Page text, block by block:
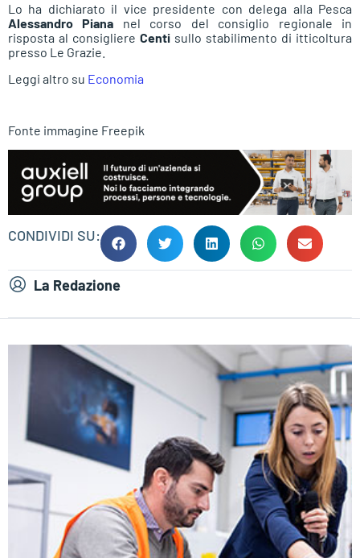
Lo ha dichiarato il vice presidente con delega alla Pesca
Alessandro Piana nel corso del consiglio regionale in
risposta al consigliere Centi sullo stabilimento di itticoltura
presso Le Grazie.
Leggi altro su Economia
Fonte immagine Freepik
CONDIVIDI SU:
La Redazione